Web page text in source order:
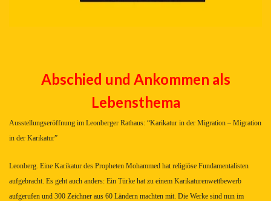
Abschied und Ankommen als
Lebensthema
Ausstellungseröffnung im Leonberger Rathaus: “Karikatur in der Migration – Migration
in der Karikatur”
Leonberg. Eine Karikatur des Propheten Mohammed hat religiöse Fundamentalisten
aufgebracht. Es geht auch anders: Ein Türke hat zu einem Karikaturenwettbewerb
aufgerufen und 300 Zeichner aus 60 Ländern machten mit. Die Werke sind nun im